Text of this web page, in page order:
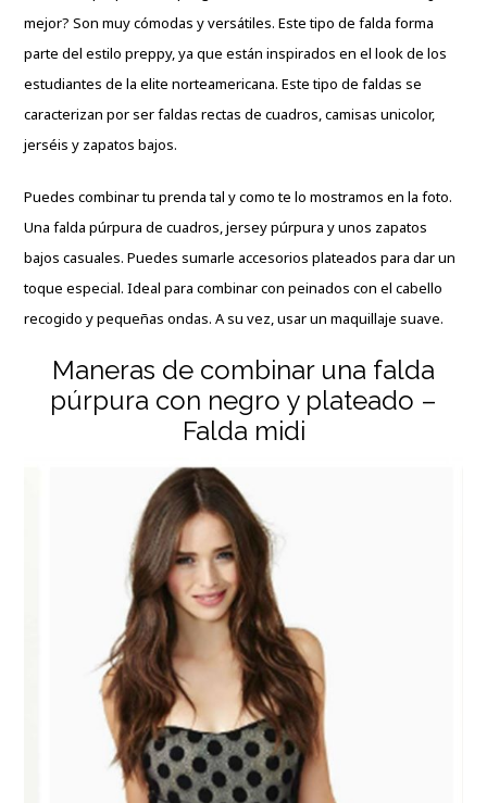
mejor? Son muy cómodas y versátiles. Este tipo de falda forma
parte del estilo preppy, ya que están inspirados en el look de los
estudiantes de la elite norteamericana. Este tipo de faldas se
caracterizan por ser faldas rectas de cuadros, camisas unicolor,
jerséis y zapatos bajos.
Puedes combinar tu prenda tal y como te lo mostramos en la foto.
Una falda púrpura de cuadros, jersey púrpura y unos zapatos
bajos casuales. Puedes sumarle accesorios plateados para dar un
toque especial. Ideal para combinar con peinados con el cabello
recogido y pequeñas ondas. A su vez, usar un maquillaje suave.
Maneras de combinar una falda
púrpura con negro y plateado –
Falda midi